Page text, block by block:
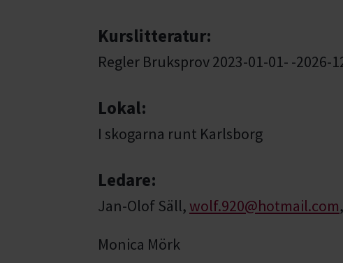
Kurslitteratur:
Regler Bruksprov 2023-01-01- -2026-
Lokal:
I skogarna runt Karlsborg
Ledare:
Jan-Olof Säll, wolf.920@hotmail.com
Monica Mörk